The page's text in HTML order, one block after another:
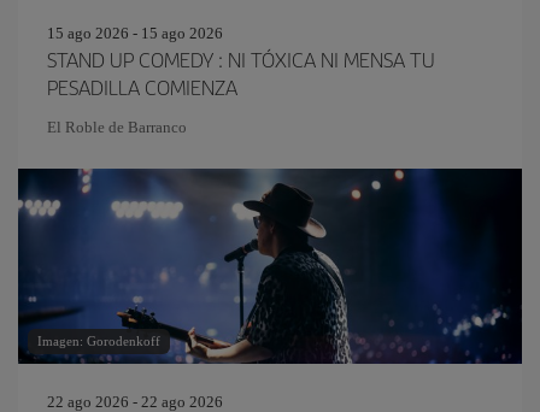
15 ago 2026 - 15 ago 2026
STAND UP COMEDY : NI TÓXICA NI MENSA TU
PESADILLA COMIENZA
El Roble de Barranco
Imagen: Gorodenkoff
22 ago 2026 - 22 ago 2026